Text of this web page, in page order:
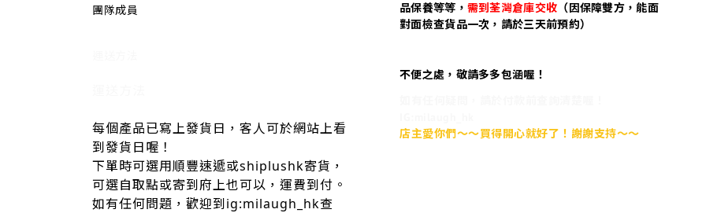
團隊成員
每個產品已寫上發貨日，客人可於網站上看
到發貨日喔！
下單時可選用順豐速遞或shiplushk寄貨，
可選自取點或寄到府上也可以，運費到付。
如有任何問題，歡迎到ig:milaugh_hk查
品保養等等， 需到荃灣倉庫交收 （因保障雙方，能面
對面檢查貨品一次，請於三天前預約）
不便之處，敬請多多包涵喔！
店主愛你們～～買得開心就好了！謝謝支持～～